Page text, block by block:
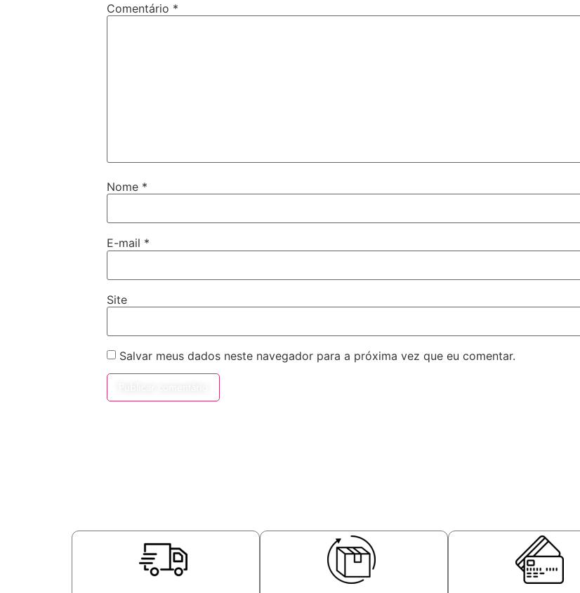
Comentário *
Nome *
E-mail *
Site
Salvar meus dados neste navegador para a próxima vez que eu comentar.